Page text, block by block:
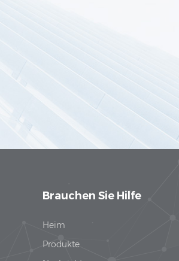
Brauchen Sie Hilfe
Heim
Produkte